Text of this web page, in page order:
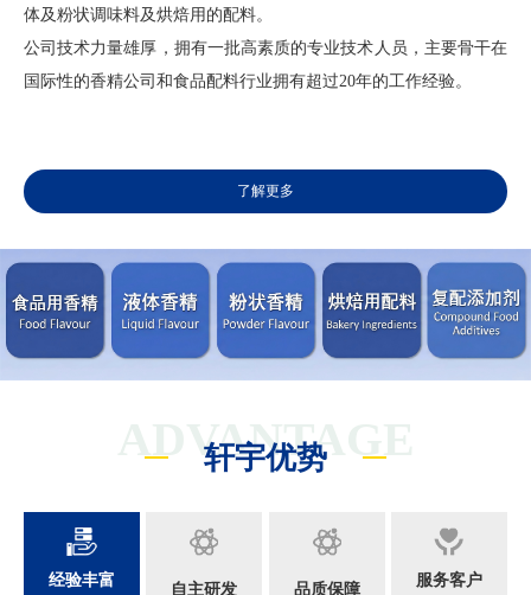
体及粉状调味料及烘焙用的配料。
公司技术力量雄厚，拥有一批高素质的专业技术人员，主要骨干在
国际性的香精公司和食品配料行业拥有超过20年的工作经验。
了解更多
ADVANTAGE
轩宇优势
经验丰富
自主研发 品质保障
服务客户